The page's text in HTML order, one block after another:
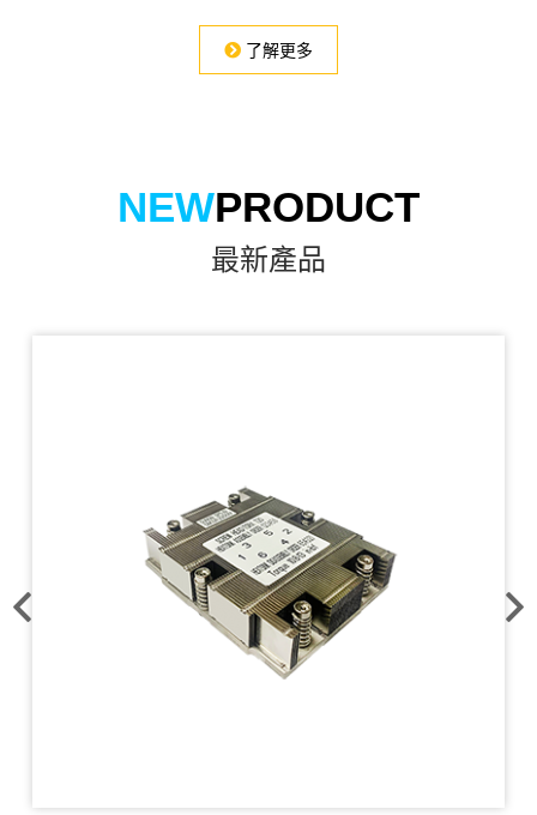
了解更多
NEWPRODUCT
最新產品